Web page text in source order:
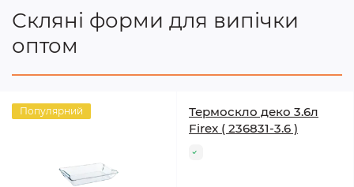
Скляні форми для випічки
оптом
Популярний
Термоскло деко 3.6л
Firex ( 236831-3.6 )